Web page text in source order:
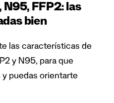
FFP2: las
bien
las características de
y N95, para que
puedas orientarte